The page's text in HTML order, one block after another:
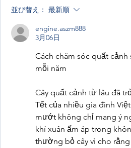
並び替え： 最新順
engine.aszm888
3月06日
Cách chăm sóc quất
mỗi năm
Cây quất cảnh từ lâu đã
Tết của nhiều gia đình
mướt không chỉ mang ý
khí xuân ấm áp trong
thường bỏ cây vì cho